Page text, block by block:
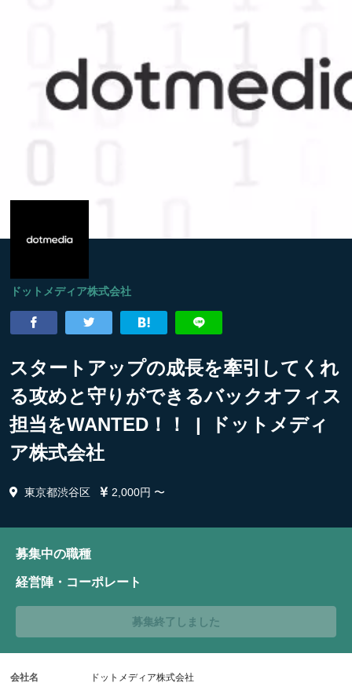
ドットメディア株式会社
スタートアップの成長を牽引してくれ
る攻めと守りができるバックオフィス
担当をWANTED！！ | ドットメディ
ア株式会社
東京都渋谷区 2,000円 〜
募集中の職種
経営陣・コーポレート
募集終了しました
会社名 ドットメディア株式会社